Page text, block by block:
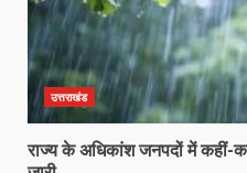
उत्तराखंड
राज्य के अधिकांश जनपदों में कहीं-